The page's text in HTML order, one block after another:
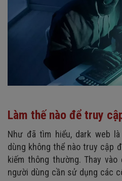
Làm thế nào để truy
Như đã tìm hiểu, dark web
dùng không thể nào truy cập
kiếm thông thường. Thay
người dùng cần sử dụng các